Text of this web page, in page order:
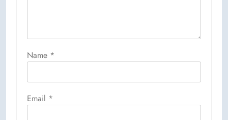
Name *
Email *